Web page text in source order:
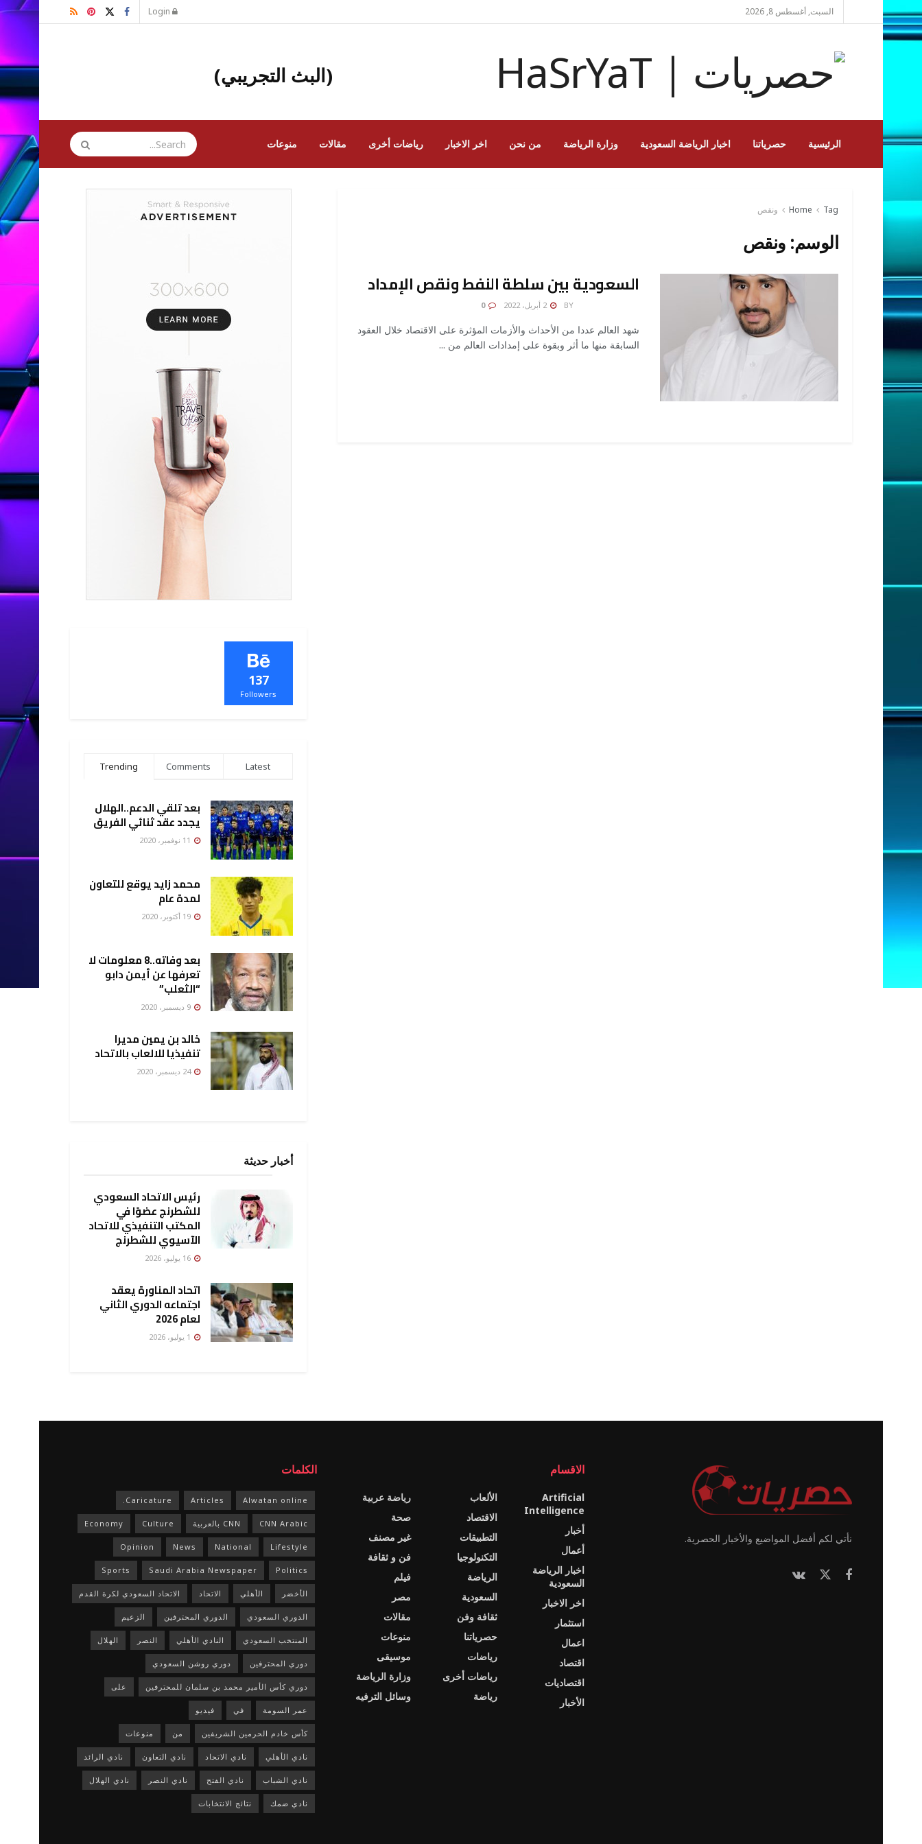
السبت, أغسطس 8, 2026
(البث التجريبي)
الرئيسية حصرياتنا اخبار الرياضة السعودية وزارة الرياضة من نحن اخر الاخبار رياضات أخرى مقالات منوعات
Home Tag ونقص
الوسم: ونقص
السعودية بين سلطة النفط ونقص الإمداد
BY
0
شهد العالم عددا من الأحداث والأزمات المؤثرة على الاقتصاد خلال العقود
السابقة منها ما أثر وبقوة على إمدادات العالم من ...
137
Followers
Trending Comments Latest
بعد تلقي الدعم..الهلال
يجدد عقد ثنائي الفريق
محمد زايد يوقع للتعاون
لمدة عام
بعد وفاته..8 معلومات لا
تعرفها عن أيمن دابو
“الثعلب”
خالد بن يمين مديرا
تنفيذيا للالعاب بالاتحاد
24 ديسمبر، 2020
أخبار حديثة
رئيس الاتحاد السعودي
للشطرنج عضوًا في
المكتب التنفيذي للاتحاد
الآسيوي للشطرنج
اتحاد المناورة يعقد
اجتماعه الدوري الثاني
لعام 2026
نأتي لكم أفضل المواضيع والأخبار الحصرية.
الاقسام
Artificial
Intelligence
أخبار
أعمال
اخبار الرياضة
السعودية
اخر الاخبار
استثمار
اعمال
اقتصاد
اقتصاديات
الأخبار
الألعاب
الاقتصاد
التطبيقات
التكنولوجيا
الرياضة
السعودية
ثقافة وفن
حصرياتنا
رياضات
رياضات أخرى
رياضة
رياضة عربية
صحة
غير مصنف
فن و ثقافة
فيلم
مصر
مقالات
منوعات
موسيقى
وزارة الرياضة
وسائل الترفيه
الكلمات
Alwatan online
Articles
Caricature.
CNN Arabic CNN بالعربية Culture
Economy
Lifestyle
National
News
Opinion
Politics
Saudi Arabia Newspaper
Sports
الأخضر الأهلي الاتحاد الاتحاد السعودي لكرة القدم
الدوري السعودي الدوري المحترفين الزعيم
المنتخب السعودي النادي الأهلي النصر الهلال
دوري المحترفين دوري روشن السعودي
دوري كأس الأمير محمد بن سلمان للمحترفين على
عمر السومة في فيديو
كأس خادم الحرمين الشريفين من منوعات
نادي الأهلي نادي الاتحاد نادي التعاون نادي الرائد
نادي الشباب نادي الفتح نادي النصر نادي الهلال
نادي ضمك نتائج الانتخابات